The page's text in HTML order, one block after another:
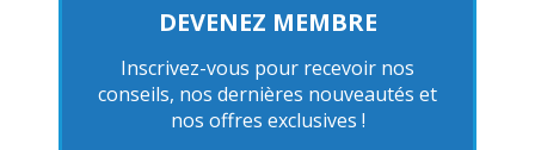
DEVENEZ MEMBRE
Inscrivez-vous pour recevoir nos
conseils, nos dernières nouveautés et
nos offres exclusives !